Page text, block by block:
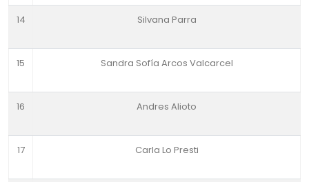
14 Silvana Parra
15 Sandra Sofía Arcos Valcarcel
16 Andres Alioto
17 Carla Lo Presti